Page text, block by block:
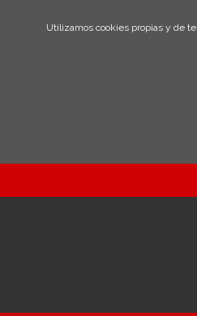
Utilizamos cookies propias y de